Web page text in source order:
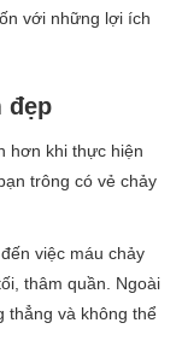
với những lợi ích
đẹp
hơn khi thực hiện
trông có vẻ chảy
việc máu chảy
thâm quần. Ngoài
thẳng và không thể